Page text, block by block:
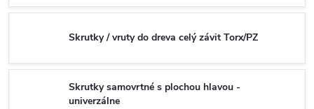
Skrutky / vruty do dreva celý závit Torx/PZ
Skrutky samovrtné s plochou hlavou -
univerzálne